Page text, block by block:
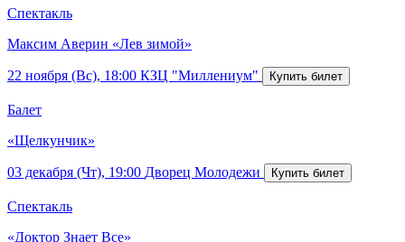
Спектакль
Максим Аверин «Лев зимой»
22 ноября (Вс), 18:00 КЗЦ "Миллениум"
Балет
«Щелкунчик»
03 декабря (Чт), 19:00 Дворец Молодежи
Спектакль
«Доктор Знает Все»